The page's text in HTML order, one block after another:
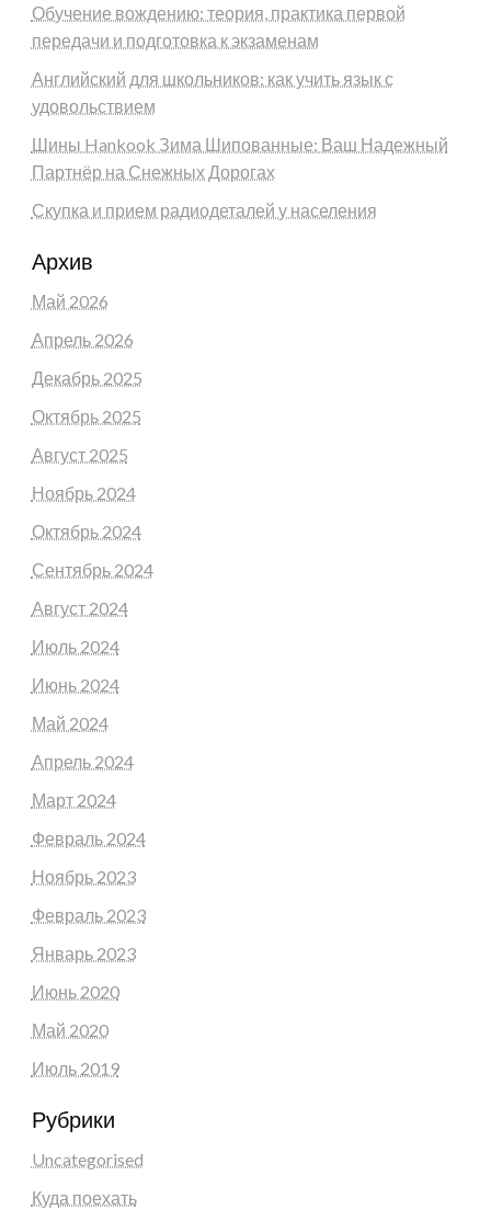
Обучение вождению: теория, практика первой
передачи и подготовка к экзаменам
Английский для школьников: как учить язык с
удовольствием
Шины Hankook Зима Шипованные: Ваш Надежный
Партнёр на Снежных Дорогах
Скупка и прием радиодеталей у населения
Архив
Май 2026
Апрель 2026
Декабрь 2025
Октябрь 2025
Август 2025
Ноябрь 2024
Октябрь 2024
Сентябрь 2024
Август 2024
Июль 2024
Июнь 2024
Май 2024
Апрель 2024
Март 2024
Февраль 2024
Ноябрь 2023
Февраль 2023
Январь 2023
Июнь 2020
Май 2020
Июль 2019
Рубрики
Uncategorised
Куда поехать